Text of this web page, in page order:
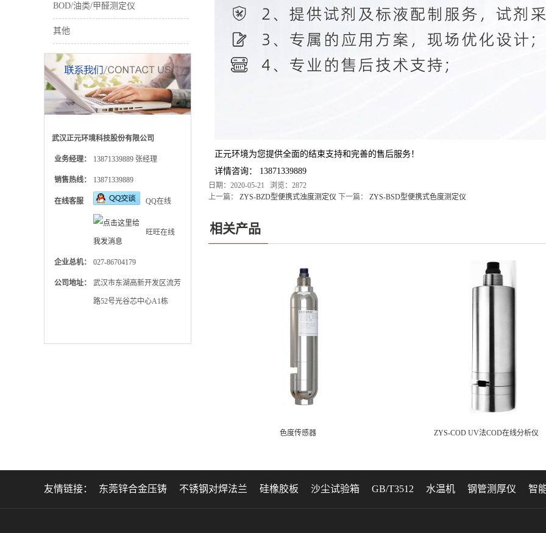
BOD/油类/甲醛测定仪
其他
武汉正元环境科技股份有限公司
业务经理： 13871339889 张经理
销售热线： 13871339889
在线客服 QQ在线
旺旺在线
企业总机： 027-86704179
公司地址： 武汉市东湖高新开发区流芳
路52号光谷芯中心A1栋
正元环境为您提供全面的结束支持和完善的售后服务！
详情咨询： 13871339889
日期：2020-05-21 浏览：2872
上一篇： ZYS-BZD型便携式浊度测定仪 下一篇： ZYS-BSD型便携式色度测定仪
相关产品
色度传感器 ZYS-COD UV法COD在线分析仪
友情链接： 东莞锌合金压铸 不锈钢对焊法兰 硅橡胶板 沙尘试验箱 GB/T3512 水温机 钢管测厚仪 智